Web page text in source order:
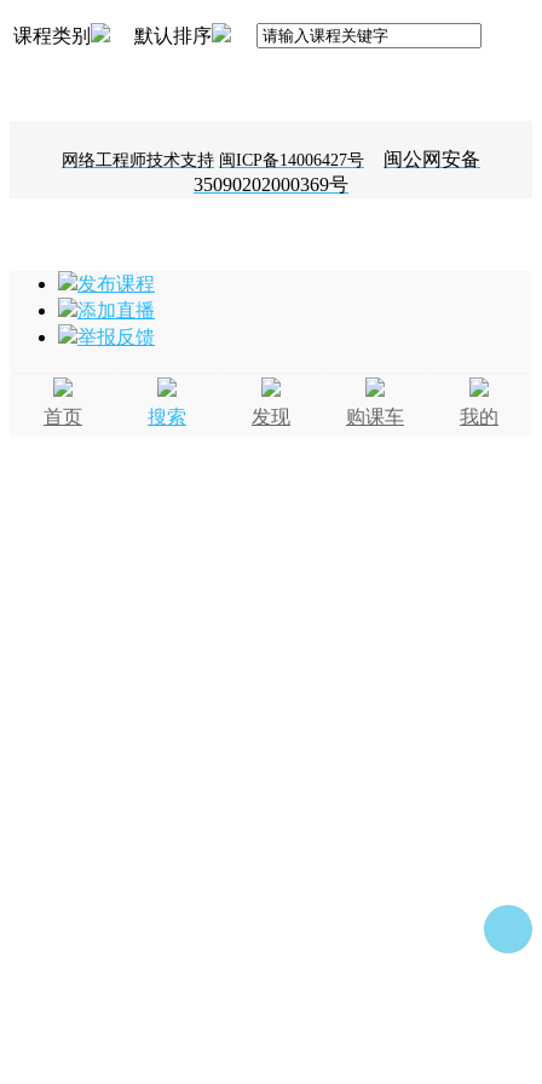
课程类别 默认排序
网络工程师技术支持 闽ICP备14006427号
闽公网安备
35090202000369号
发布课程
添加直播
举报反馈
首页 搜索 发现 购课车 我的